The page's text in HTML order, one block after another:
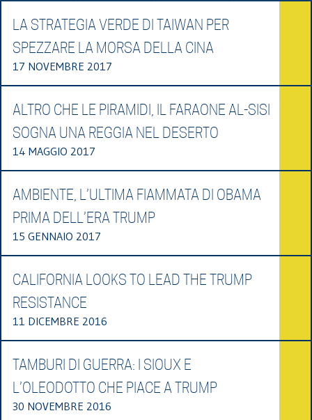
LA STRATEGIA VERDE DI TAIWAN PER
SPEZZARE LA MORSA DELLA CINA
17 NOVEMBRE 2017
ALTRO CHE LE PIRAMIDI, IL FARAONE AL-SISI
SOGNA UNA REGGIA NEL DESERTO
14 MAGGIO 2017
AMBIENTE, L’ULTIMA FIAMMATA DI OBAMA
PRIMA DELL’ERA TRUMP
15 GENNAIO 2017
CALIFORNIA LOOKS TO LEAD THE TRUMP
RESISTANCE
11 DICEMBRE 2016
TAMBURI DI GUERRA: I SIOUX E
L’OLEODOTTO CHE PIACE A TRUMP
30 NOVEMBRE 2016